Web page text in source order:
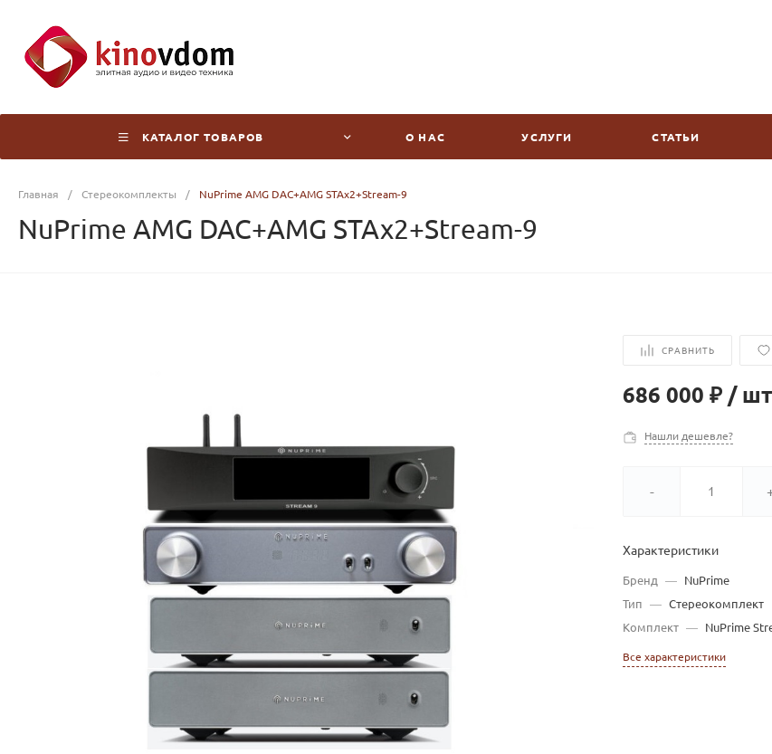
КАТАЛОГ ТОВАРОВ О НАС УСЛУГИ СТАТЬИ
Главная / Стереокомплекты / NuPrime AMG DAC+AMG STAx2+Stream-9
NuPrime AMG DAC+AMG STAx2+Stream-9
СРАВНИТЬ
686 000 ₽ / шт
Нашли дешевле?
-
Характеристики
Бренд —
NuPrime
Тип
— Стереокомплект
Комплект — NuPrime
Все характеристики